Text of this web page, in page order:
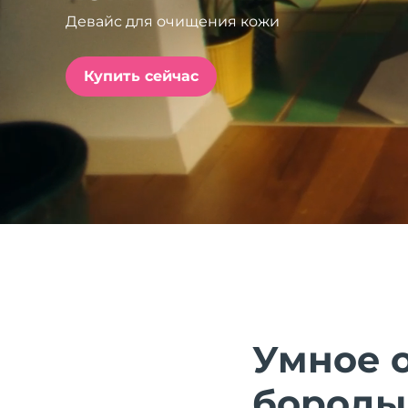
Девайс для очищения кожи
Купить сейчас
Умное
issa™ Teeth Whitening Set
FAQ™ Dual LED Panel
ПОДАРКИ И НАБОРЫ